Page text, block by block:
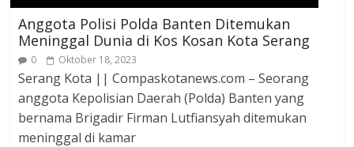
Anggota Polisi Polda Banten Ditemukan
Meninggal Dunia di Kos Kosan Kota Serang
0 Oktober 18, 2023
Serang Kota || Compaskotanews.com – Seorang
anggota Kepolisian Daerah (Polda) Banten yang
bernama Brigadir Firman Lutfiansyah ditemukan
meninggal di kamar